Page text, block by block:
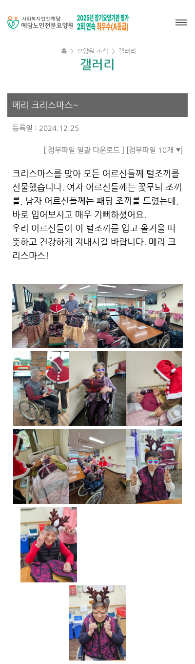
홈 > 요양원 소식 > 갤러리
갤러리
메리 크리스마스~
등록일 : 2024.12.25
[ 첨부파일 일괄 다운로드 ] [첨부파일 10개 ]
크리스마스를 맞아 모든 어르신들께 털조끼를
선물했습니다. 여자 어르신들께는 꽃무늬 조끼
를, 남자 어르신들께는 패딩 조끼를 드렸는데,
바로 입어보시고 매우 기뻐하셨어요.
우리 어르신들이 이 털조끼를 입고 올겨울 따
뜻하고 건강하게 지내시길 바랍니다. 메리 크
리스마스!